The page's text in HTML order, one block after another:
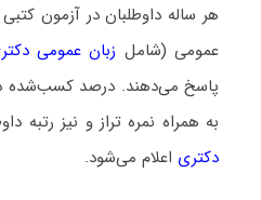
هر ساله داوطلبان در آزمون
عمومی (شامل زبان عمومی
پاسخ می‌دهند. درصد کسب‌شده
به همراه نمره تراز و نیز رتبه
دکتری اعلام می‌شود.